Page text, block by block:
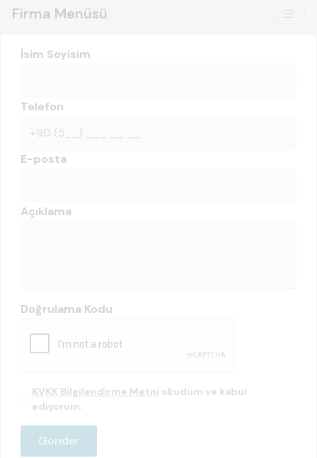
Firma Menüsü
İsim Soyisim
Telefon
E-posta
Açıklama
Doğrulama Kodu
KVKK Bilgilendirme Metni okudum ve kabul
ediyorum.